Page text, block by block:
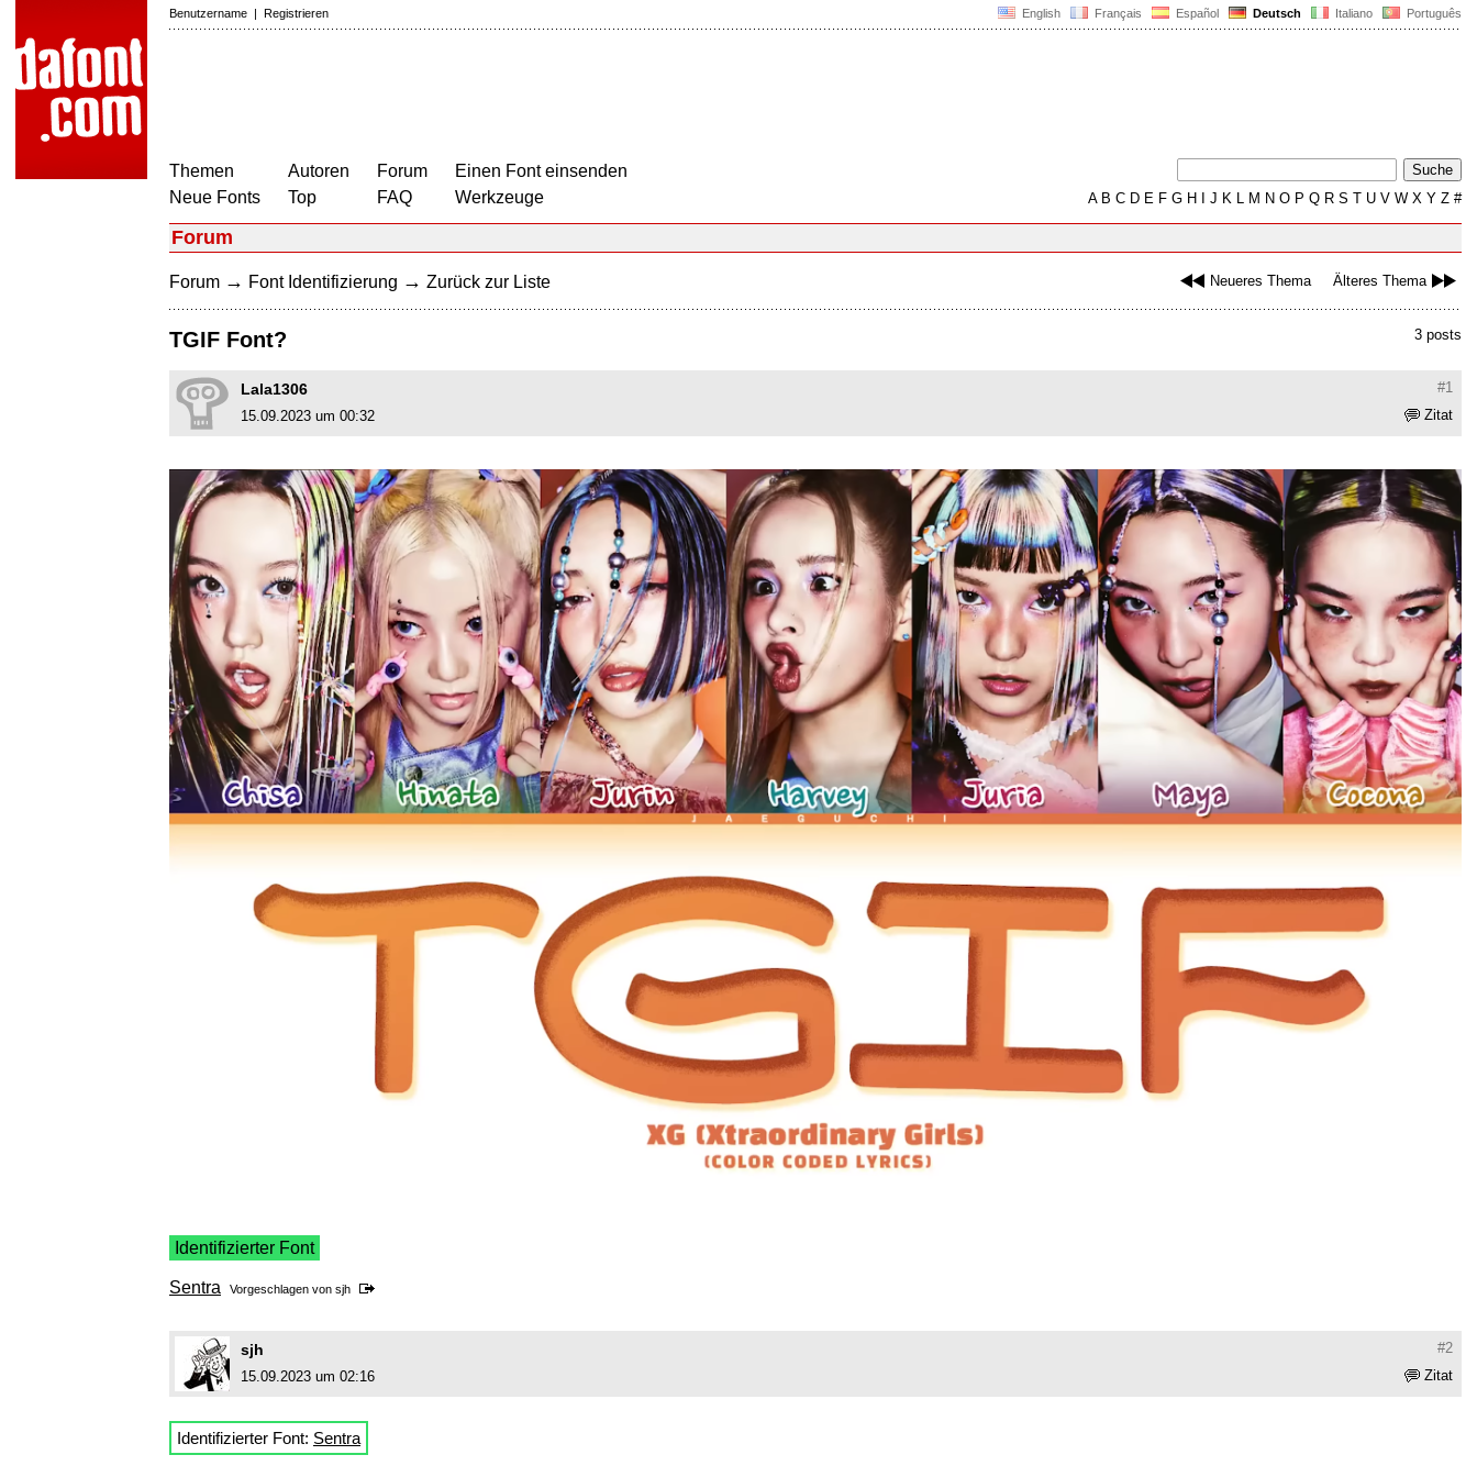
English Français Español Deutsch Italiano Português
Benutzername | Registrieren
Themen
Neue Fonts
Autoren
Top
Forum
FAQ
Einen Font einsenden
Werkzeuge
AB C D E F G H J K L M N O P Q R S T U V W X Y Z #
Forum
Neueres Thema Älteres Thema
Forum → Font Identifizierung → Zurück zur Liste
3 posts
TGIF Font?
#1
Lala1306
Zitat
15.09.2023 um 00:32
Identifizierter Font
Sentra Vorgeschlagen von sjh
#2
sjh
Zitat
15.09.2023 um 02:16
Identifizierter Font: Sentra